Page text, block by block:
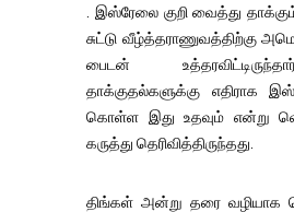
. இஸ்ரேலை குறி வைத்து
சுட்டு வீழ்த்தராணுவத்திற்கு
பைடன்
தாக்குதல்களுக்கு எதிராக
கொள்ள இது உதவும் என்று
கருத்து தெரிவித்திருந்தது.
திங்கள் அன்று தரை வழியாக